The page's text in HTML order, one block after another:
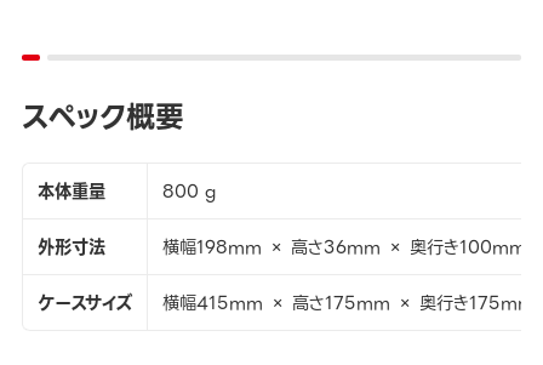
スペック概要
本体重量
800 g
外形寸法
横幅198mm × 高さ36mm × 奥行き100mm
ケースサイズ
横幅415mm × 高さ175mm × 奥行き175mm